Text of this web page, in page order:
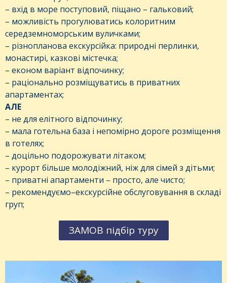
– вхід в море поступовий, піщано – гальковий;
– можливість прогулюватись колоритним
середземноморським вуличками;
– різнопланова екскурсійка: природні перлинки,
монастирі, казкові містечка;
– економ варіант відпочинку;
– раціонально розміщуватись в приватних
апартаментах;
АЛЕ
– не для елітного відпочинку;
– мала готельна база і непомірно дороге розміщення
в готелях;
– доцільно подорожувати літаком;
– курорт більше молодіжний, ніж для сімей з дітьми;
– приватні апартаменти – просто, але чисто;
– рекомендуємо–екскурсійне обслуговування в складі
груп;
ЗАМОВ підбір туру